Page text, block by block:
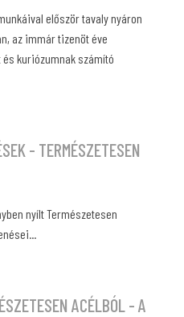
először tavaly nyáron
az immár tizenöt éve
kuriózumnak számító
- TERMÉSZETESEN
nyílt Természetesen
ACÉLBÓL - A